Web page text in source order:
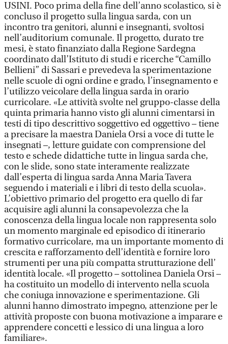
USINI. Poco prima della fine dell’anno scolastico, si è
concluso il progetto sulla lingua sarda, con un
incontro tra genitori, alunni e insegnanti, svoltosi
nell’auditorium comunale. Il progetto, durato tre
mesi, è stato finanziato dalla Regione Sardegna
coordinato dall’Istituto di studi e ricerche “Camillo
Bellieni” di Sassari e prevedeva la sperimentazione
nelle scuole di ogni ordine e grado, l’insegnamento e
l’utilizzo veicolare della lingua sarda in orario
curricolare. «Le attività svolte nel gruppo-classe della
quinta primaria hanno visto gli alunni cimentarsi in
testi di tipo descrittivo soggettivo ed oggettivo – tiene
a precisare la maestra Daniela Orsi a voce di tutte le
insegnati –, letture guidate con comprensione del
testo e schede didattiche tutte in lingua sarda che,
con le slide, sono state interamente realizzate
dall’esperta di lingua sarda Anna Maria Tavera
seguendo i materiali e i libri di testo della scuola».
L’obiettivo primario del progetto era quello di far
acquisire agli alunni la consapevolezza che la
conoscenza della lingua locale non rappresenta solo
un momento marginale ed episodico di itinerario
formativo curricolare, ma un importante momento di
crescita e rafforzamento dell’identità e fornire loro
strumenti per una più compatta strutturazione dell’
identità locale. «Il progetto – sottolinea Daniela Orsi –
ha costituito un modello di intervento nella scuola
che coniuga innovazione e sperimentazione. Gli
alunni hanno dimostrato impegno, attenzione per le
attività proposte con buona motivazione a imparare e
apprendere concetti e lessico di una lingua a loro
familiare».